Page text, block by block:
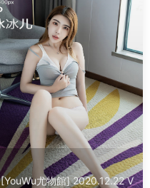
[YouWu尤物館] 2020.12.22 V